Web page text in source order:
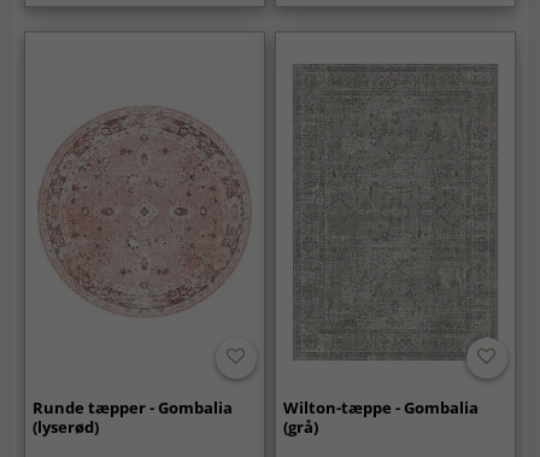
Runde tæpper - Gombalia
(lyserød)
Wilton-tæppe - Gombalia
(grå)